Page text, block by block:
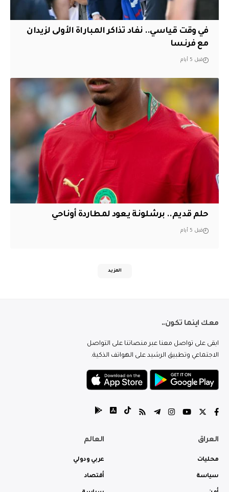
في وقت قياسي.. نفاد تذاكر المباراة الأولى لزيدان
مع فرنسا
قبل 5 أيام
حلم قديم.. برشلونة يعود لمطاردة أوناحي
قبل 5 أيام
المزيد
معك اينما تكون..
ابقى على تواصل معنا عبر منصاتنا على التواصل
الاجتماعي وتطبيق الرشيد على الهواتف الذكية.
العراق
محليات
سياسة
العالم
عربي ودولي
أقتصاد